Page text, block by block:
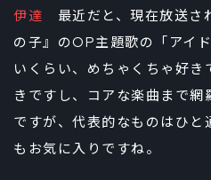
伊達 最近だと、現在放送さ
の子』のOP主題歌の「アイ
いくらい、めちゃくちゃ好
きですし、コアな楽曲まで
ですが、代表的なものはひ
もお気に入りですね。